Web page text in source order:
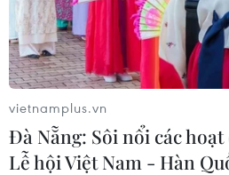
Tại khu vực biển cách phía
Quảng Trị khoảng 30 hải lý, tàu
ông Nguyễn Quốc Lâm làm
viên bị đau ruột thừa cấp.
vietnamplus.vn
Đà Nẵng: Sôi nổi các
Lễ hội Việt Nam - Hàn